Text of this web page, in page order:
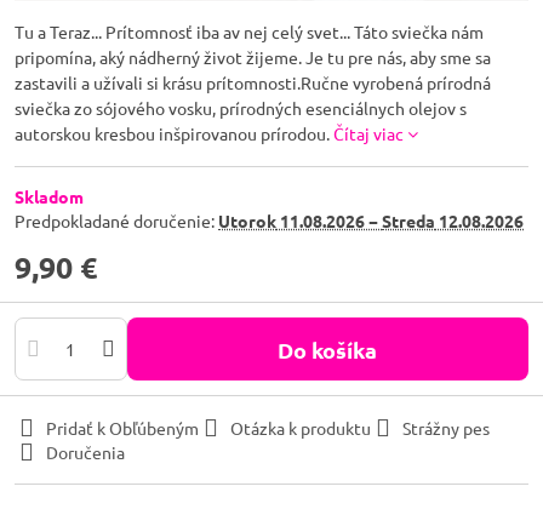
Tu a Teraz... Prítomnosť iba av nej celý svet... Táto sviečka nám
pripomína, aký nádherný život žijeme. Je tu pre nás, aby sme sa
zastavili a užívali si krásu prítomnosti.Ručne vyrobená prírodná
sviečka zo sójového vosku, prírodných esenciálnych olejov s
autorskou kresbou inšpirovanou prírodou.Čítaj viac
Skladom
Predpokladané doručenie: Utorok 11.08.2026 −Streda 12.08.2026
9,90 €
Do košíka
Pridať k Obľúbeným Otázka k produktu
Strážny pes
Doručenia